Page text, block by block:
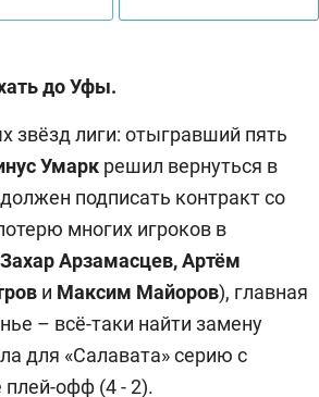
до Уфы.
звёзд лиги: отыгравший пять
Умарк решил вернуться в
подписать контракт со
многих игроков в
Арзамасцев, Артём
и Максим Майоров), главная
– всё-таки найти замену
для «Салавата» серию с
офф (4 - 2).